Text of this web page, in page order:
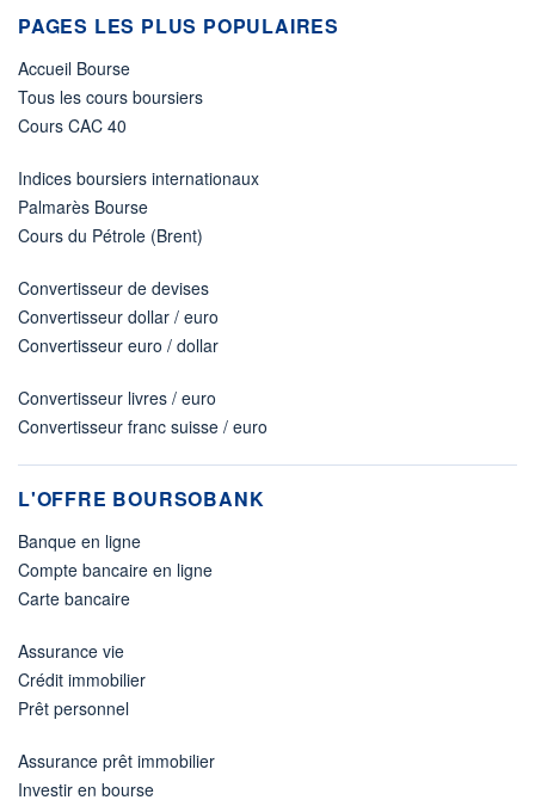
PAGES LES PLUS POPULAIRES
Accueil Bourse
Tous les cours boursiers
Cours CAC 40
Indices boursiers internationaux
Palmarès Bourse
Cours du Pétrole (Brent)
Convertisseur de devises
Convertisseur dollar / euro
Convertisseur euro / dollar
Convertisseur livres / euro
Convertisseur franc suisse / euro
L'OFFRE BOURSOBANK
Banque en ligne
Compte bancaire en ligne
Carte bancaire
Assurance vie
Crédit immobilier
Prêt personnel
Assurance prêt immobilier
Investir en bourse